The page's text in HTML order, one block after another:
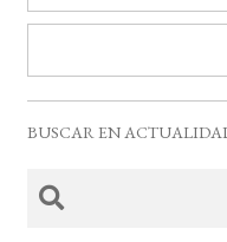
BUSCAR EN